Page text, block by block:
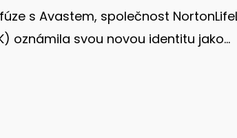
s Avastem, společnost
oznámila svou novou identitu jako…